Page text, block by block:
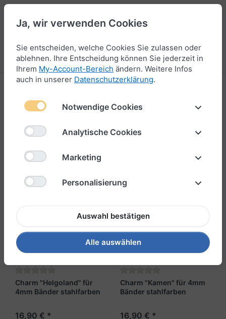
Menü Anmelden Vergleichen Wunschliste Warenkorb
25-36 von
Filtern & Sortieren
Charm "Helgoland" für
4mm Bänder stahlfarben
16,90 € *
Charm "Kamen" für 4mm
Bänder stahlfarben
16,90 € *
Ja, wir verwenden Cookies
Sie entscheiden, welche Cookies Sie zulassen oder
ablehnen. Ihre Entscheidung können Sie jederzeit in
Ihrem My-Account-Bereich ändern. Weitere Infos
auch in unserer Datenschutzerklärung.
Notwendige Cookies
Analytische Cookies
Marketing
Personalisierung
Auswahl bestätigen
Alle auswählen